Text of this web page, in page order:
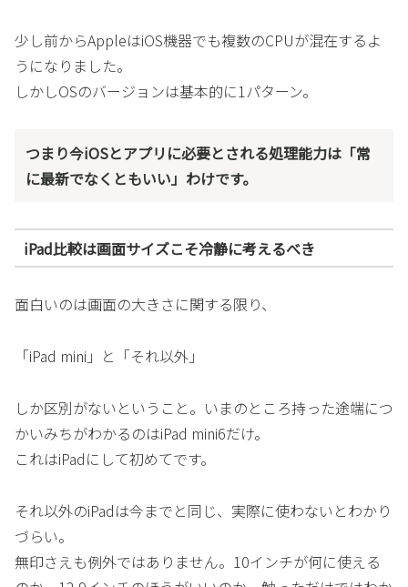
少し前からAppleはiOS機器でも複数のCPUが混在するよ
うになりました。
しかしOSのバージョンは基本的に1パターン。
つまり今iOSとアプリに必要とされる処理能力は「常
に最新でなくともいい」わけです。
iPad比較は画面サイズこそ冷静に考えるべき
面白いのは画面の大きさに関する限り、
「iPad mini」と「それ以外」
しか区別がないということ。いまのところ持った途端につ
かいみちがわかるのはiPad mini6だけ。
これはiPadにして初めてです。
それ以外のiPadは今までと同じ、実際に使わないとわかり
づらい。
無印さえも例外ではありません。10インチが何に使える